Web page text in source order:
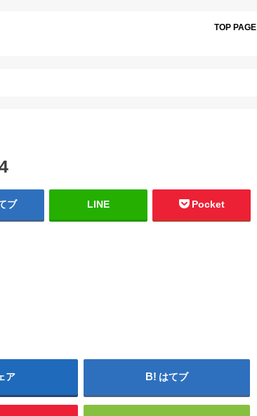
TOP PAGE
ブ LINE Pocket
ア はてブ